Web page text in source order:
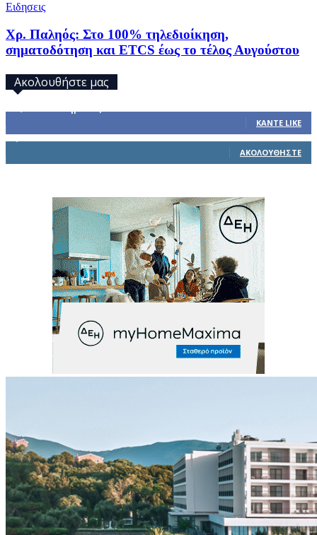
Ειδησεις
Χρ. Παληός: Στο 100% τηλεδιοίκηση,
σηματοδότηση και ETCS έως το τέλος Αυγούστου
Ακολουθήστε μας
ΚΆΝΤΕ LIKE
ΑΚΟΛΟΥΘΉΣΤΕ